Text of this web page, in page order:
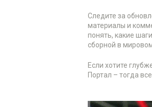
Следите за
материалы и
понять, какие
сборной в
Если хотите
Портал – тогда